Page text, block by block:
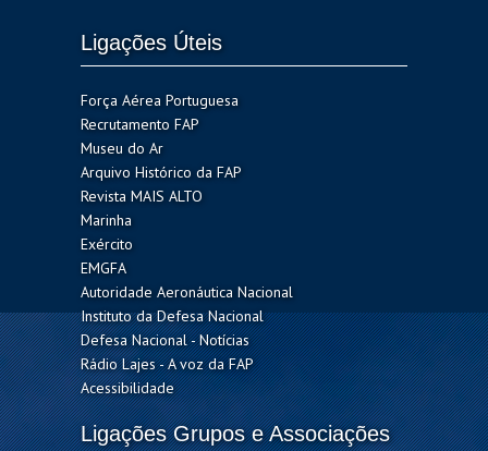
Ligações Úteis
Força Aérea Portuguesa
Recrutamento FAP
Museu do Ar
Arquivo Histórico da FAP
Revista MAIS ALTO
Marinha
Exército
EMGFA
Autoridade Aeronáutica Nacional
Instituto da Defesa Nacional
Defesa Nacional - Notícias
Rádio Lajes - A voz da FAP
Acessibilidade
Ligações Grupos e Associações